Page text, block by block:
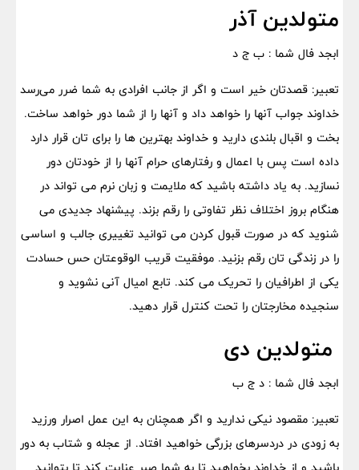
متولدین آذر
ابجد فال شما : ب ج د
تعبیر: قصدتان خیر است و اگر از جانب افرادی به شما ضرر می‌رسد
خداوند جواب آنها را خواهد داد و آنها را از شما دور خواهد ساخت.
بخت و اقبال بلندی دارید و خداوند بهترین ها را برای تان قرار دارد
داده است پس با اعمال و رفتارهای حرام آنها را از خودتان دور
نسازید. به یاد داشته باشید که ملایمت و زبان نرم می تواند در
هنگام بروز اختلاف نظر تفاوتی را رقم بزند. پیشنهاد جدیدی می
شنوید که در صورت قبول کردن می توانید تغییری جالب و اساسی
را در زندگی تان رقم بزنید. موفقیت قریب الوقوعتان حس حسادت
یکی از اطرافیان را تحریک می کند. تابع امیال آنی نشوید و
سنجیده مخارجتان را تحت کنترل قرار دهید.
متولدین دی
ابجد فال شما : د ج ب
تعبیر: مقصود نیکی ندارید و اگر همچنان به این عمل اصرار ورزید
به زودی در دردسرهای بزرگی خواهید افتاد. از عجله و شتاب به دور